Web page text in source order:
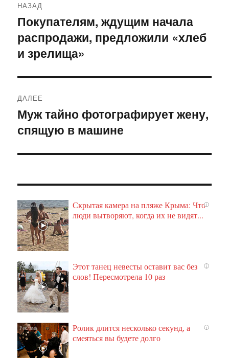
по
записям
НАЗАД
Предыдущая
запись:
Покупателям, ждущим начала
распродажи, предложили «хлеб
и зрелища»
ДАЛЕЕ
Следующая
запись:
Муж тайно фотографирует жену,
спящую в машине
i
Скрытая камера на пляже Крыма: Что
люди вытворяют, когда их не видят...
i
Этот танец невесты оставит вас без
слов! Пересмотрела 10 раз
i
Ролик длится несколько секунд, а
смеяться вы будете долго